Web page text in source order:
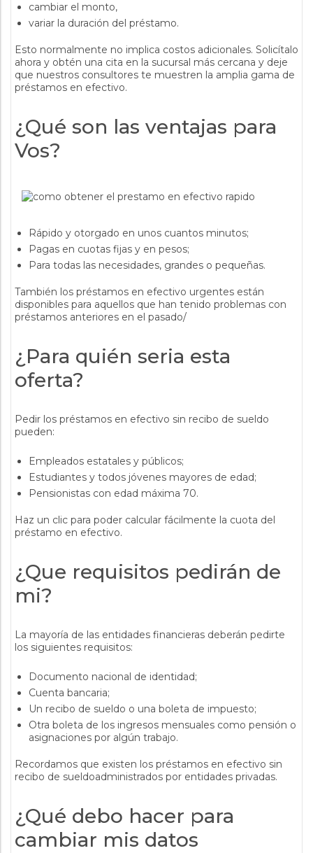
cambiar el monto,
variar la duración del préstamo.
Esto normalmente no implica costos adicionales. Solicítalo
ahora y obtén una cita en la sucursal más cercana y deje
que nuestros consultores te muestren la amplia gama de
préstamos en efectivo.
¿Qué son las ventajas para
Vos?
Rápido y otorgado en unos cuantos minutos;
Pagas en cuotas fijas y en pesos;
Para todas las necesidades, grandes o pequeñas.
También los préstamos en efectivo urgentes están
disponibles para aquellos que han tenido problemas con
préstamos anteriores en el pasado/
¿Para quién seria esta
oferta?
Pedir los préstamos en efectivo sin recibo de sueldo
pueden:
Empleados estatales y públicos;
Estudiantes y todos jóvenes mayores de edad;
Pensionistas con edad máxima 70.
Haz un clic para poder calcular fácilmente la cuota del
préstamo en efectivo.
¿Que requisitos pedirán de
mi?
La mayoría de las entidades financieras deberán pedirte
los siguientes requisitos:
Documento nacional de identidad;
Cuenta bancaria;
Un recibo de sueldo o una boleta de impuesto;
Otra boleta de los ingresos mensuales como pensión o
asignaciones por algún trabajo.
Recordamos que existen los préstamos en efectivo sin
recibo de sueldoadministrados por entidades privadas.
¿Qué debo hacer para
cambiar mis datos